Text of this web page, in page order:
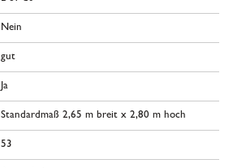
Nein
gut
Ja
Standardmaß 2,65 m breit x 2,80 m hoch
53